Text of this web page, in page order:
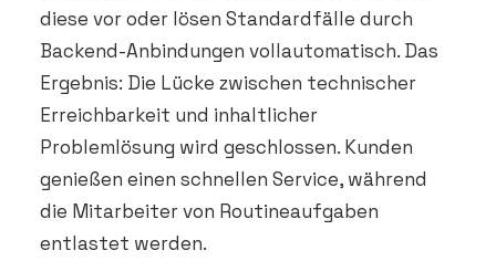
diese vor oder lösen Standardfälle durch
Backend-Anbindungen vollautomatisch. Das
Ergebnis: Die Lücke zwischen technischer
Erreichbarkeit und inhaltlicher
Problemlösung wird geschlossen. Kunden
genießen einen schnellen Service, während
die Mitarbeiter von Routineaufgaben
entlastet werden.